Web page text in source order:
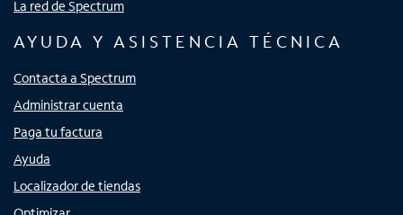
La red de Spectrum
AYUDA Y ASISTENCIA TÉCNICA
Contacta a Spectrum
Administrar cuenta
Paga tu factura
Ayuda
Localizador de tiendas